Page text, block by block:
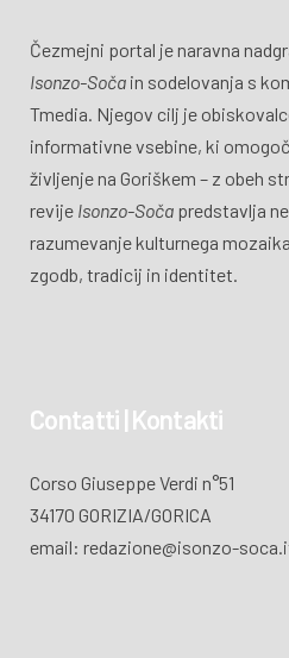
Čezmejni portal je naravna
Isonzo-Soča in sodelovanja s
Tmedia. Njegov cilj je
informativne vsebine, ki
življenje na Goriškem – z obeh
revije Isonzo-Soča predstavlja
razumevanje kulturnega
zgodb, tradicij in identitet.
Contatti | Kontakti
Corso Giuseppe Verdi n°51
34170 GORIZIA/GORICA
email: redazione@isonzo-